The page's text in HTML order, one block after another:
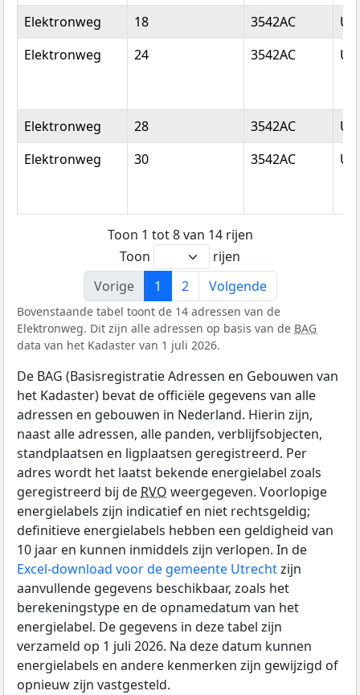
Elektronweg 18 3542AC
Elektronweg
24 3542AC
Elektronweg 28 3542AC
Elektronweg
30 3542AC
Toon 1 tot 8 van 14 rijen
Toon
rijen
Vorige
1 2 Volgende
Bovenstaande tabel toont de 14 adressen van de
Elektronweg. Dit zijn alle adressen op basis van de BAG
data van het Kadaster van 1 juli 2026.
De BAG (Basisregistratie Adressen en Gebouwen van
het Kadaster) bevat de officiële gegevens van alle
adressen en gebouwen in Nederland. Hierin zijn,
naast alle adressen, alle panden, verblijfsobjecten,
standplaatsen en ligplaatsen geregistreerd. Per
adres wordt het laatst bekende energielabel zoals
geregistreerd bij de RVO weergegeven. Voorlopige
energielabels zijn indicatief en niet rechtsgeldig;
definitieve energielabels hebben een geldigheid van
10 jaar en kunnen inmiddels zijn verlopen. In de
Excel-download voor de gemeente Utrechtzijn
aanvullende gegevens beschikbaar, zoals het
berekeningstype en de opnamedatum van het
energielabel. De gegevens in deze tabel zijn
verzameld op 1 juli 2026. Na deze datum kunnen
energielabels en andere kenmerken zijn gewijzigd of
opnieuw zijn vastgesteld.